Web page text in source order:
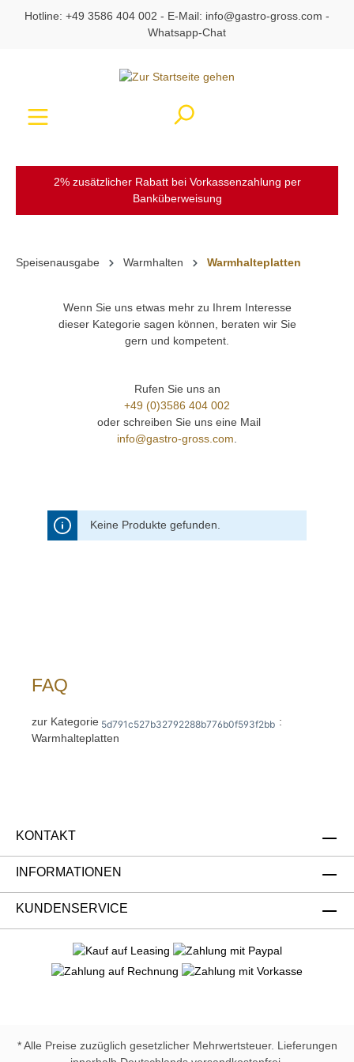
springen
Hotline: +49 3586 404 002 - E-Mail: info@gastro-gross.com -
Whatsapp-Chat
2% zusätzlicher Rabatt bei Vorkassenzahlung per
Banküberweisung
Speisenausgabe Warmhalten Warmhalteplatten
Wenn Sie uns etwas mehr zu Ihrem Interesse
dieser Kategorie sagen können, beraten wir Sie
gern und kompetent.
Rufen Sie uns an
+49 (0)3586 404 002
oder schreiben Sie uns eine Mail
info@gastro-gross.com
Keine Produkte gefunden.
FAQ
zur Kategorie 5d791c527b32792288b776b0f593f2bb :
Warmhalteplatten
KONTAKT
INFORMATIONEN
KUNDENSERVICE
* Alle Preise zuzüglich gesetzlicher Mehrwertsteuer. Lieferungen